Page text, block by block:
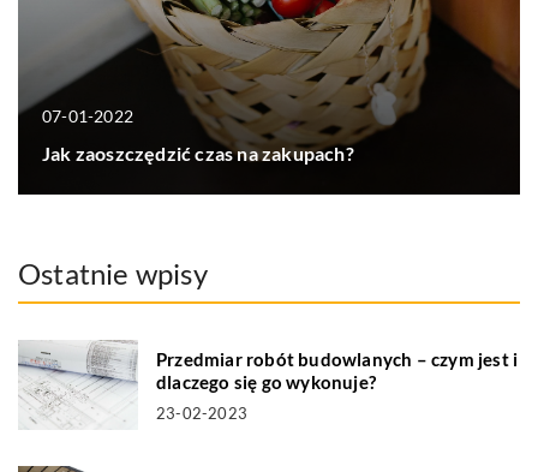
07-01-2022
Jak zaoszczędzić czas na zakupach?
Ostatnie wpisy
Przedmiar robót budowlanych – czym jest i
dlaczego się go wykonuje?
23-02-2023